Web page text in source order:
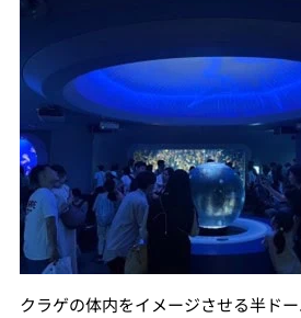
クラゲの体内をイメージさせる半ド